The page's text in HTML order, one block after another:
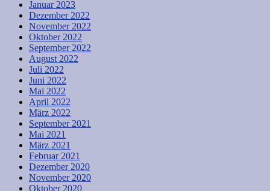
Januar 2023
Dezember 2022
November 2022
Oktober 2022
September 2022
August 2022
Juli 2022
Juni 2022
Mai 2022
April 2022
März 2022
September 2021
Mai 2021
März 2021
Februar 2021
Dezember 2020
November 2020
Oktober 2020